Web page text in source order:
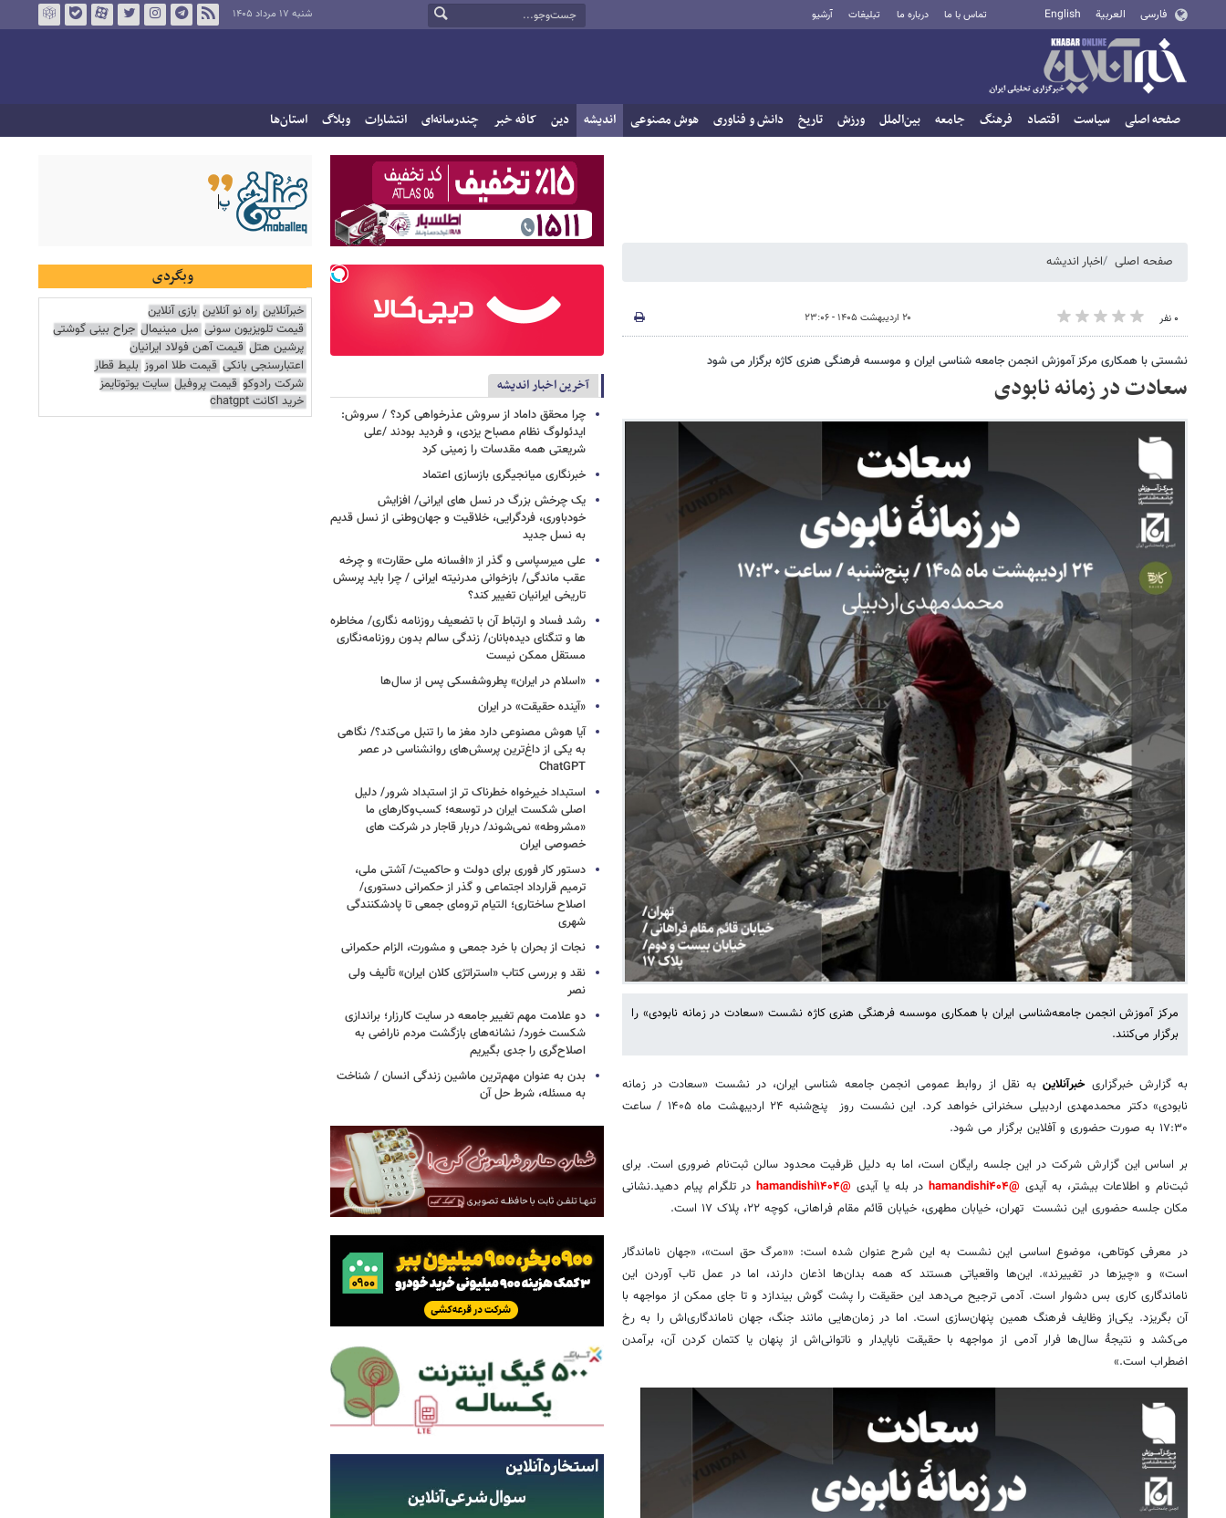
فارسی العربية English تماس با ما درباره ما تبلیغات آرشیو شنبه ۱۷ مرداد ۱۴۰۵
صفحه اصلی سیاست اقتصاد فرهنگ جامعه بین‌الملل ورزش تاریخ دانش و فناوری هوش مصنوعی اندیشه دین کافه خبر چندرسانه‌ای انتشارات وبلاگ استان‌ها
صفحه اصلی اخبار اندیشه
۰ نفر ۲۰ اردیبهشت ۱۴۰۵ - ۲۳:۰۶
نشستی با همکاری مرکز آموزش انجمن جامعه شناسی ایران و موسسه فرهنگی هنری کاژه برگزار می شود
سعادت در زمانه نابودی
مرکز آموزش انجمن‌ جامعه‌شناسی ایران با همکاری موسسه فرهنگی هنری کاژه نشست «سعادت در زمانه نابودی» را
برگزار می‌کنند.
به گزارش خبرگزاریخبرآنلاینبه نقل از روابط عمومی انجمن جامعه شناسی ایران، در نشست «سعادت در زمانه
نابودی» دکتر محمدمهدی اردبیلی سخنرانی خواهد کرد. این نشست روز پنج‌شنبه ۲۴ اردیبهشت ماه ۱۴۰۵ / ساعت
۱۷:۳۰ به صورت حضوری و آفلاین برگزار می شود.
بر اساس این گزارش شرکت در این جلسه رایگان است، اما به دلیل ظرفیت محدود سالن ثبت‌نام ضروری است‌. برای
ثبت‌نام و اطلاعات بیشتر، به آیدی @hamandishi۴۰۴ در بله یا آیدی @hamandishi۱۴۰۴
در تلگرام پیام دهید.نشانی
مکان جلسه حضوری این نشست تهران، خیابان مطهری، خیابان قائم مقام فراهانی، کوچه ۲۲، پلاک ۱۷ است.
در معرفی کوتاهی، موضوع اساسی این نشست به این شرح عنوان شده است: ««مرگ حق است»، «جهان ناماندگار
است» و «چیزها در تغییرند». این‌ها واقعیاتی هستند که همه بدان‌ها اذعان دارند، اما در عمل تاب‌ آوردن این
ناماندگاری کاری بس دشوار است. آدمی ترجیح می‌دهد این حقیقت را پشت گوش بیندازد و تا جای ممکن از مواجهه با
آن بگریزد. یکی‌از وظایف فرهنگ همین پنهان‌سازی است. اما در زمان‌هایی مانند جنگ، جهان ناماندگاری‌اش را به رخ
می‌کشد و نتیجۀ سال‌ها فرار آدمی از مواجهه با حقیقت ناپایدار و ناتوانی‌اش از پنهان یا کتمان کردن آن، برآمدن
اضطراب است.»
آخرین اخبار اندیشه
چرا محقق داماد از سروش عذرخواهی کرد؟ / سروش:
ایدئولوگ نظام مصباح یزدی، و فردید بودند /علی
شریعتی همه مقدسات را زمینی کرد
خبرنگاری میانجیگری بازسازی اعتماد
یک چرخش بزرگ در نسل های ایرانی/ افزایش
خودباوری، فردگرایی، خلاقیت و جهان‌وطنی از نسل قدیم
به نسل جدید
علی میرسپاسی و گذر از «افسانه ملی حقارت» و چرخه
عقب ماندگی/ بازخوانی مدرنیته ایرانی / چرا باید پرسش
تاریخی ایرانیان تغییر کند؟
رشد فساد و ارتباط آن با تضعیف روزنامه نگاری/ مخاطره
ها و تنگنای دیده‌بانان/ زندگی سالم بدون روزنامه‌نگاری
مستقل ممکن نیست
«اسلام در ایران» پطروشفسکی پس از سال‌ها
«آینده حقیقت» در ایران
آیا هوش مصنوعی دارد مغز ما را تنبل می‌کند؟/ نگاهی
به یکی از داغ‌ترین پرسش‌های روانشناسی در عصر
ChatGPT
استبداد خیرخواه خطرناک تر از استبداد شرور/ دلیل
اصلی شکست ایران در توسعه؛ کسب‌وکارهای ما
«مشروطه» نمی‌شوند/ دربار قاجار در شرکت های
خصوصی ایران
دستور کار فوری برای دولت و حاکمیت/ آشتی ملی،
ترمیم قرارداد اجتماعی و گذر از حکمرانی دستوری/
اصلاح ساختاری؛ التیام ترومای جمعی تا پادشکنندگی
شهری
نجات از بحران با خرد جمعی و مشورت، الزام حکمرانی
نقد و بررسی کتاب «استراتژی کلان ایران» تألیف ولی
نصر
دو علامت مهم تغییر جامعه در سایت کارزار؛ براندازی
شکست خورد/ نشانه‌های بازگشت مردم ناراضی به
اصلاح‌گری را جدی بگیریم
بدن به عنوان مهم‌ترین ماشین زندگی انسان / شناخت
به مسئله، شرط حل آن
وبگردی
خبرآنلاین راه نو آنلاین بازی آنلاین
قیمت تلویزیون سونی مبل مینیمال جراح بینی گوشتی
پرشین هتل قیمت آهن فولاد ایرانیان
اعتبارسنجی بانکی قیمت طلا امروز بلیط قطار
شرکت رادوکو قیمت پروفیل سایت یوتوتایمز
خرید اکانت chatgpt